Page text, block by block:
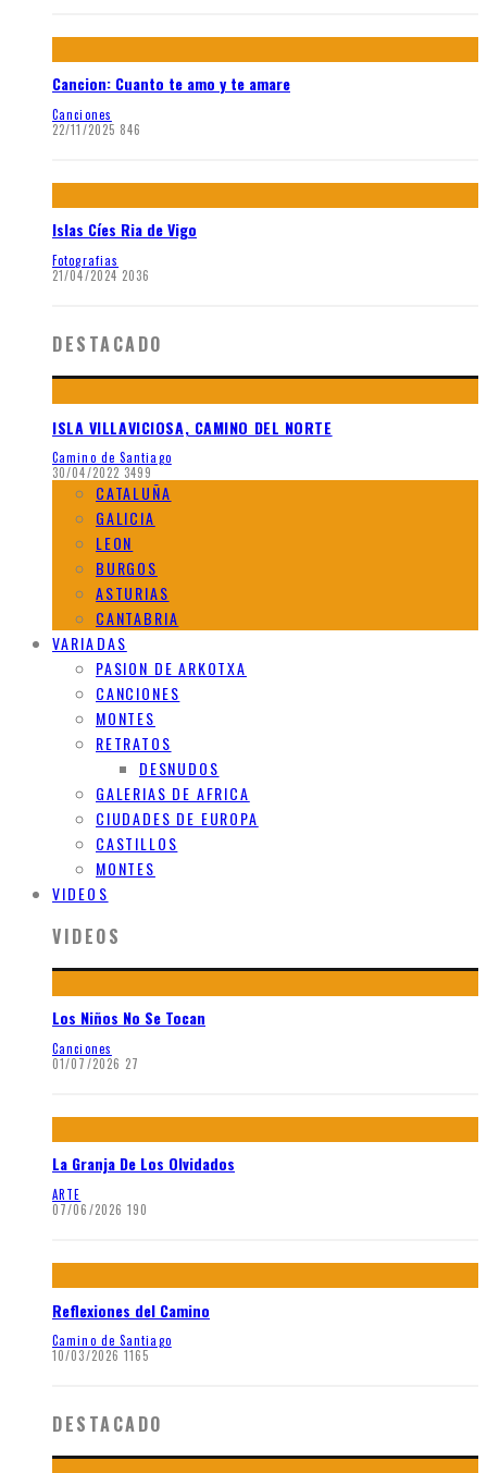
Cancion: Cuanto te amo y te amare
Canciones
22/11/2025 846
Islas Cíes Ria de Vigo
Fotografias
21/04/2024 2036
DESTACADO
ISLA VILLAVICIOSA, CAMINO DEL NORTE
Camino de Santiago
30/04/2022 3499
CATALUÑA
GALICIA
LEON
BURGOS
ASTURIAS
CANTABRIA
VARIADAS
PASION DE ARKOTXA
CANCIONES
MONTES
RETRATOS
DESNUDOS
GALERIAS DE AFRICA
CIUDADES DE EUROPA
CASTILLOS
MONTES
VIDEOS
VIDEOS
Los Niños No Se Tocan
Canciones
01/07/2026 27
La Granja De Los Olvidados
ARTE
07/06/2026 190
Reflexiones del Camino
Camino de Santiago
10/03/2026 1165
DESTACADO